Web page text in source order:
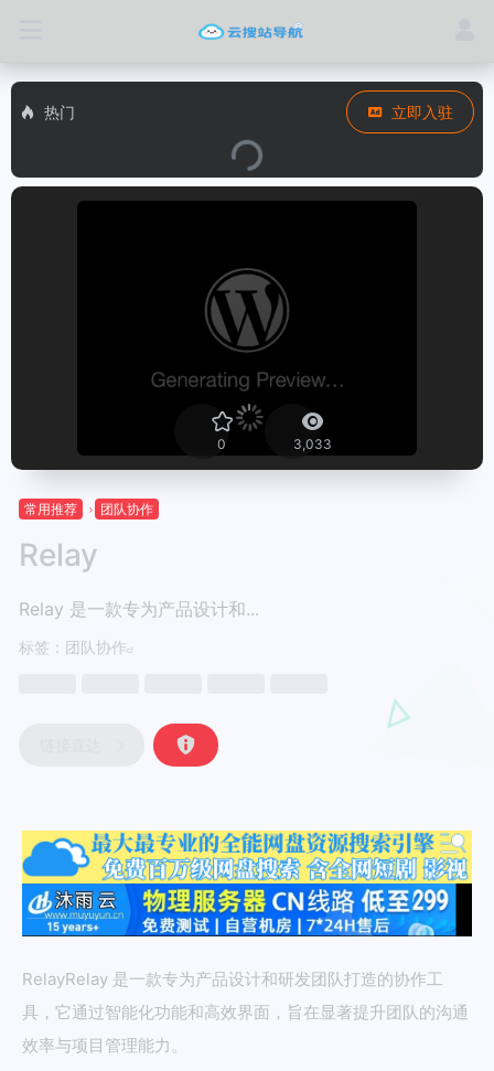
热门 立即入驻
0 3,033
常用推荐 团队协作
Relay
Relay 是一款专为产品设计和...
标签： 团队协作
RelayRelay 是一款专为产品设计和研发团队打造的协作工
具，它通过智能化功能和高效界面，旨在显著提升团队的沟通
效率与项目管理能力。